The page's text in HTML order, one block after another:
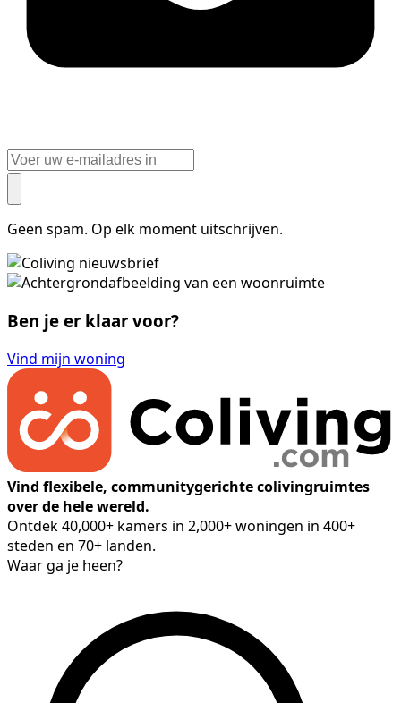
Geen spam. Op elk moment uitschrijven.
Ben je er klaar voor?
Vind mijn woning
Vind flexibele, communitygerichte colivingruimtes
over de hele wereld.
Ontdek 40,000+ kamers in 2,000+ woningen in 400+
steden en 70+ landen.
Waar ga je heen?